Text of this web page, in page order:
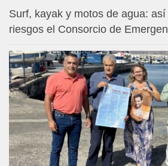
Surf, kayak y motos de agua:
riesgos el Consorcio de